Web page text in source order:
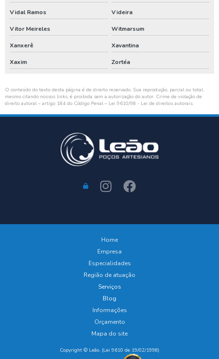
Vidal Ramos Videira
Vitor Meireles Witmarsum
Xanxerê Xavantina
Xaxim Zortéa
O conteúdo do texto desta página é de direito reservado. Sua reprodução, parcial ou total,
mesmo citando nossos links, é proibida sem a autorização do autor. Crime de violação de
direito autoral – artigo 184 do Código Penal – Lei 9610/98 - Lei de direitos autorais.
Home
Empresa
Especialidades
Região de atuação
Serviços
Blog
Informações
Orçamento
Mapa do site
Copyright © Leão. (Lei 9610 de 19/02/1998)